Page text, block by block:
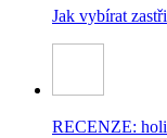
Jak vybírat
RECENZE: